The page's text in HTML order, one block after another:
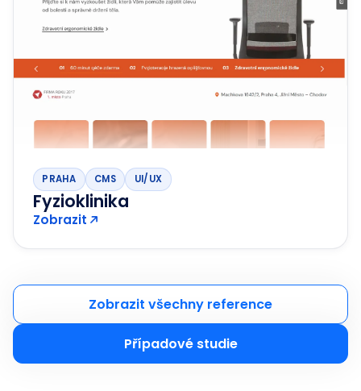
PRAHA CMS UI/UX
Fyzioklinika
Zobrazit
Zobrazit všechny reference
Případové studie